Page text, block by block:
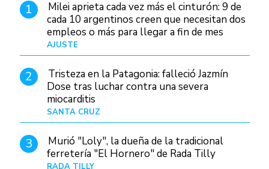
1
Milei aprieta cada vez más el cinturón: 9 de
cada 10 argentinos creen que necesitan dos
empleos o más para llegar a fin de mes
AJUSTE
2
Tristeza en la Patagonia: falleció Jazmín
Dose tras luchar contra una severa
miocarditis
SANTA CRUZ
3
Murió "Loly", la dueña de la tradicional
ferretería "El Hornero" de Rada Tilly
RADA TILLY